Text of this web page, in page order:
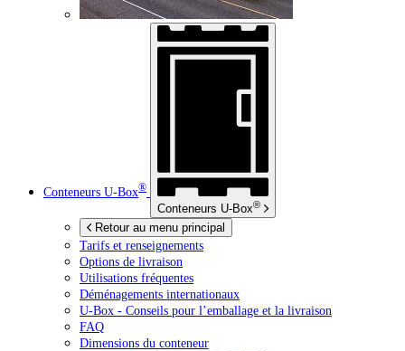
Conteneurs U-Box®
Conteneurs U-Box®
Retour au menu principal
Tarifs et renseignements
Options de livraison
Utilisations fréquentes
Déménagements internationaux
U-Box - Conseils pour l’emballage et la livraison
FAQ
Dimensions du conteneur